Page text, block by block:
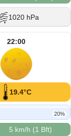
1020 hPa
22:00
19.4°C
20%
5 km/h (1 Bft)